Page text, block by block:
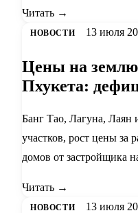
Читать →
НОВОСТИ 13 июля
Цены на землю
Пхукета:
Банг Тао, Лагуна, Лаян
участков, рост цены за
домов от застройщика
Читать →
НОВОСТИ 13 июля